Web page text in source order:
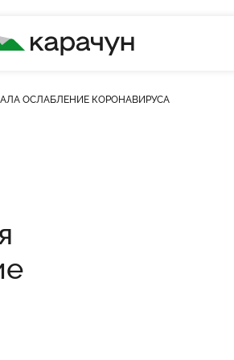
ОСЛАБЛЕНИЕ КОРОНАВИРУСА